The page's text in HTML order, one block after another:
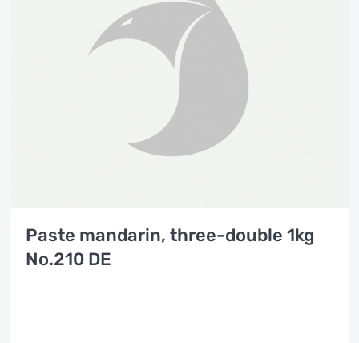
Paste mandarin, three-double 1kg
No.210 DE